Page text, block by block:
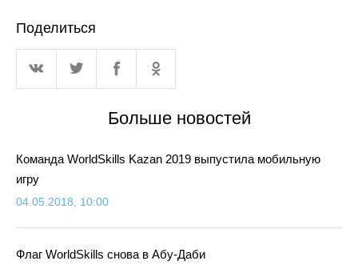
Поделиться
Больше новостей
Команда WorldSkills Kazan 2019 выпустила мобильную
игру
04.05.2018, 10:00
Флаг WorldSkills снова в Абу-Даби